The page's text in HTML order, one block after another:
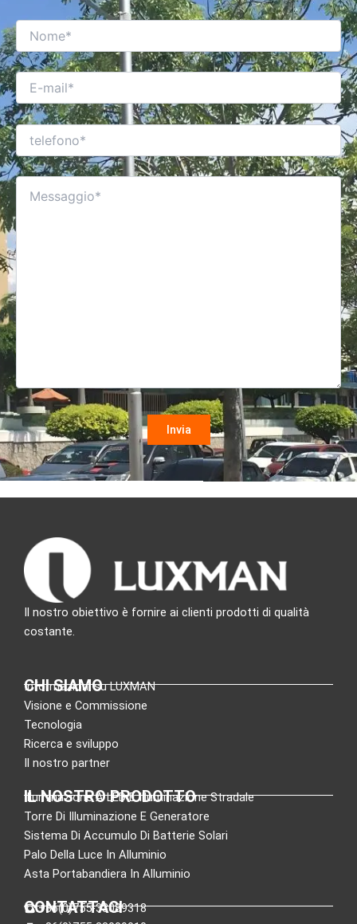
Il nostro obiettivo è fornire ai clienti prodotti di qualità
costante.
CHI SIAMO
Informazioni su LUXMAN
Visione e Commissione
Tecnologia
Ricerca e sviluppo
Il nostro partner
IL NOSTRO PRODOTTO
Illuminazione A LED E Illuminazione Stradale
Torre Di Illuminazione E Generatore
Sistema Di Accumulo Di Batterie Solari
Palo Della Luce In Alluminio
Asta Portabandiera In Alluminio
CONTATTACI
:+86(0)755-33089318